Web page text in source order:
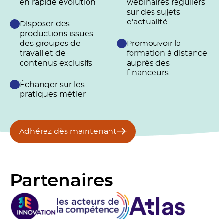
en rapide évolution
Disposer des
productions issues
des groupes de
travail et de
contenus exclusifs
Échanger sur les
pratiques métier
webinaires réguliers
sur des sujets
d’actualité
Promouvoir la
formation à distance
auprès des
financeurs
Adhérez dès maintenant
Partenaires